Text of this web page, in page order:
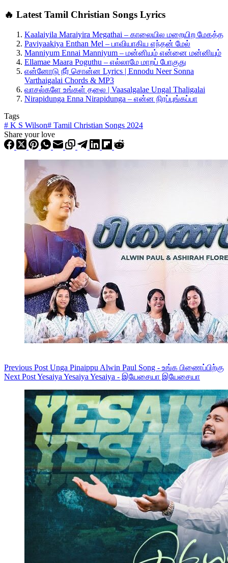
🔥 Latest Tamil Christian Songs Lyrics
Kaalaiyila Maraiyira Megathai – காலையில மறையிற மேகத்த
Paviyaakiya Enthan Mel – பாவியாகிய எந்தன் மேல்
Manniyum Ennai Manniyum – மன்னியும் என்னை மன்னியும்
Ellamae Maara Poguthu – எல்லாமே மாறப் போகுது
என்னோடு நீர் சொன்ன Lyrics | Ennodu Neer Sonna
Varthaigalai Chords & MP3
வாசல்களே உங்கள் தலை | Vaasalgalae Ungal Thaligalai
Nirapidunga Enna Nirapidunga – என்ன நிரப்புங்கப்பா
Tags
# K S Wilson# Tamil Christian Songs 2024
Share your love
Previous Post Unga Pinaippu Alwin Paul Song - உங்க பிணைப்பிற்கு
Next PostYesaiya Yesaiya Yesaiya - இயேசையா இயேசையா